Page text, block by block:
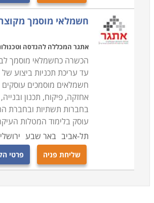
חשמלאי מוסמך
אתגר המכללה להנדסה
הכשרה כחשמלאי מוסמך
חשמלאים מוסמכים עוסקים
אחזקה, פיקוח, תכנון
בחברות תשתיות ובחברת
עוסק בלימוד המטלות
תל-אביב באר שבע
שליחת פניה פרטי